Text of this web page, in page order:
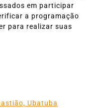
em participar
a programação
para realizar suas
Ubatuba